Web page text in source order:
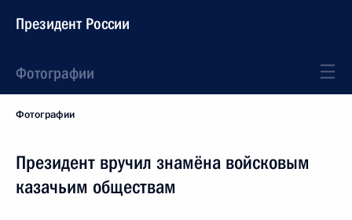
Президент России
Фотографии
Фотографии
Президент вручил знамёна войсковым
казачьим обществам